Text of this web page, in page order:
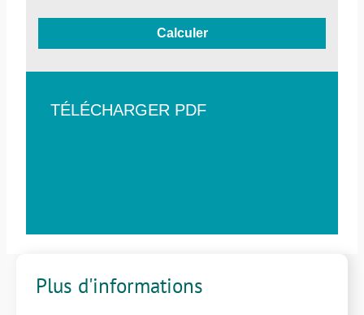
Calculer
TÉLÉCHARGER PDF
Plus d'informations